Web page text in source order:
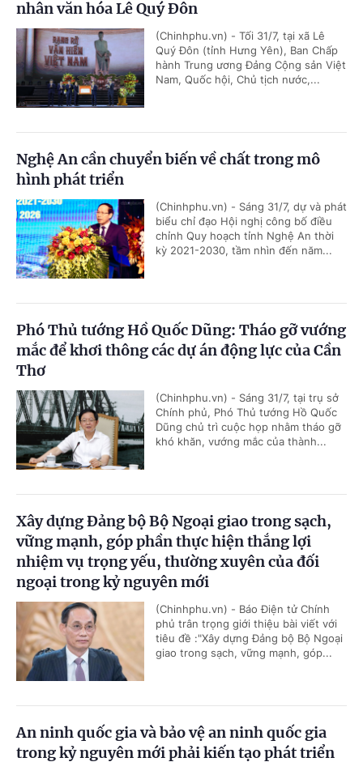
nhân văn hóa Lê Quý Đôn
(Chinhphu.vn) - Tối 31/7, tại xã Lê
Quý Đôn (tỉnh Hưng Yên), Ban Chấp
hành Trung ương Đảng Cộng sản Việt
Nam, Quốc hội, Chủ tịch nước,...
Nghệ An cần chuyển biến về chất trong mô
hình phát triển
(Chinhphu.vn) - Sáng 31/7, dự và phát
biểu chỉ đạo Hội nghị công bố điều
chỉnh Quy hoạch tỉnh Nghệ An thời
kỳ 2021-2030, tầm nhìn đến năm...
Phó Thủ tướng Hồ Quốc Dũng: Tháo gỡ vướng
mắc để khơi thông các dự án động lực của Cần
Thơ
(Chinhphu.vn) - Sáng 31/7, tại trụ sở
Chính phủ, Phó Thủ tướng Hồ Quốc
Dũng chủ trì cuộc họp nhằm tháo gỡ
khó khăn, vướng mắc của thành...
Xây dựng Đảng bộ Bộ Ngoại giao trong sạch,
vững mạnh, góp phần thực hiện thắng lợi
nhiệm vụ trọng yếu, thường xuyên của đối
ngoại trong kỷ nguyên mới
(Chinhphu.vn) - Báo Điện tử Chính
phủ trân trọng giới thiệu bài viết với
tiêu đề :"Xây dựng Đảng bộ Bộ Ngoại
giao trong sạch, vững mạnh, góp...
An ninh quốc gia và bảo vệ an ninh quốc gia
trong kỷ nguyên mới phải kiến tạo phát triển